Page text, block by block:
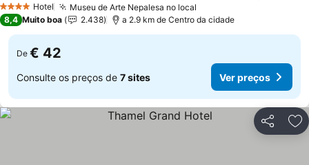
4 EstrelasHotel Museu de Arte Nepalesa no local
8,4 Muito boa 2.438 a 2.9 km de Centro da cidade
De € 42
Consulte os preços de 7 sites Ver preços
Partilhar